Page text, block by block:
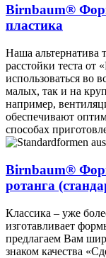
Birnbaum®
пластика
Наша
расстойки теста от
использоваться во
малых, так и на
например,
обеспечивают
способах
Birnbaum®
ротанга
Классика – уже
изготавливает
предлагаем Вам
знаком качества